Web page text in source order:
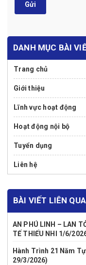
Gửi
DANH MỤC BÀI
Trang chủ
Giới thiệu
Lĩnh vực hoạt động
Hoạt động nội bộ
Tuyển dụng
Liên hệ
BÀI VIẾT LIÊN
AN PHÚ LINH – LAN
TẾ THIẾU NHI 1/6/
Hành Trình 21 Năm
29/3/2026)